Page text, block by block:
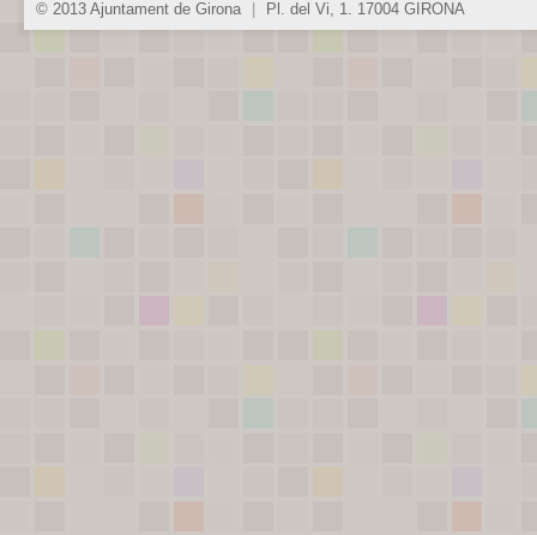
© 2013 Ajuntament de Girona Pl. del Vi, 1. 17004 GIRONA